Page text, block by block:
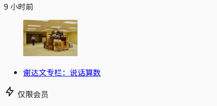
9 小时前
谢达文专栏：说话算数
仅限会员